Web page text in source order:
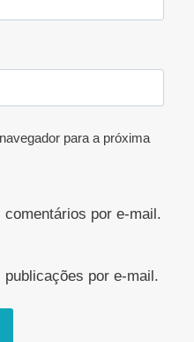
para a próxima
por e-mail.
por e-mail.